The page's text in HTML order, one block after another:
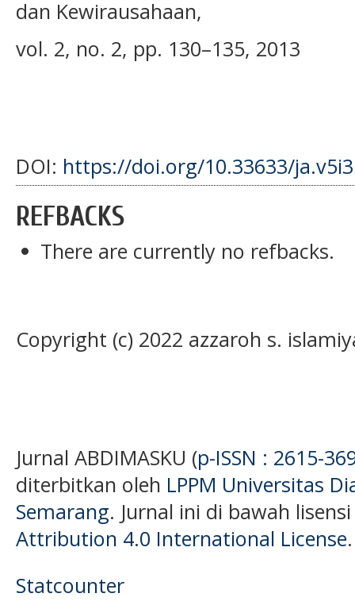
dan Kewirausahaan,
vol. 2, no. 2, pp. 130–135, 2013
DOI: https://doi.org/10.33633/
REFBACKS
There are currently no refbacks.
Copyright (c) 2022 azzaroh s.
Jurnal ABDIMASKU (p-ISSN : 2615-
diterbitkan oleh LPPM Universitas
Semarang. Jurnal ini di bawah
Attribution 4.0 International License.
Statcounter